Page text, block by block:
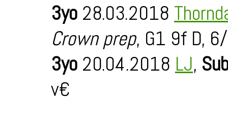
3yo 28.03.2018
Crown prep, G1 9f D,
3yo 20.04.2018 LJ,
v€